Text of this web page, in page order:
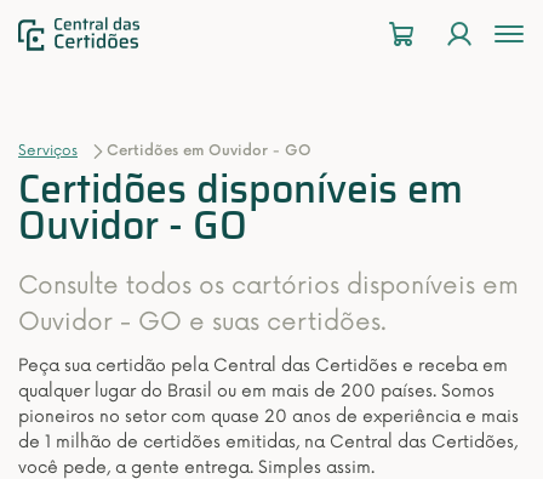
Serviços Certidões em Ouvidor - GO
Certidões disponíveis em
Ouvidor - GO
Consulte todos os cartórios disponíveis em
Ouvidor - GO e suas certidões.
Peça sua certidão pela Central das Certidões e receba em
qualquer lugar do Brasil ou em mais de 200 países. Somos
pioneiros no setor com quase 20 anos de experiência e mais
de 1 milhão de certidões emitidas, na Central das Certidões,
você pede, a gente entrega. Simples assim.